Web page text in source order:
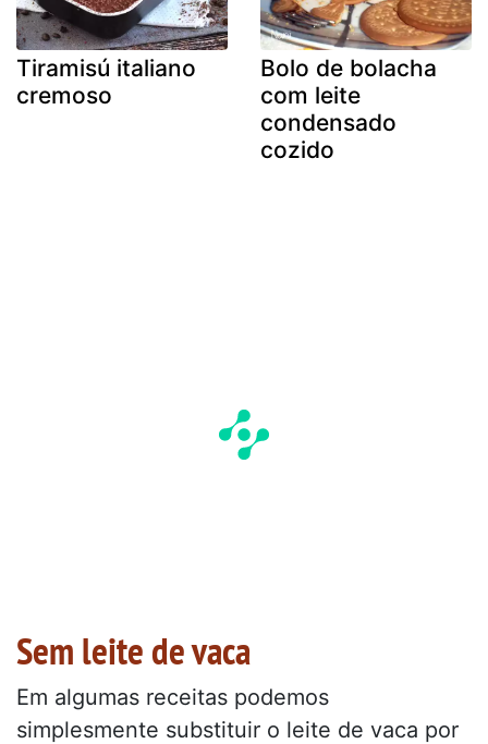
Tiramisú italiano
cremoso
Bolo de bolacha
com leite
condensado
cozido
Sem leite de vaca
Em algumas receitas podemos
simplesmente substituir o leite de vaca por